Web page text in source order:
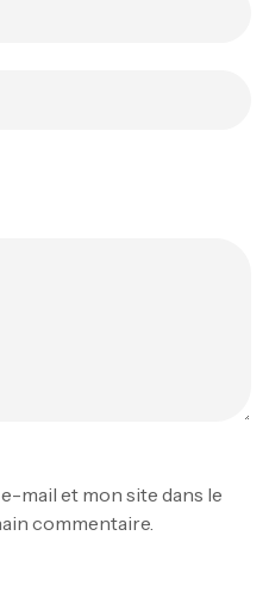
mail et mon site dans le
commentaire.
35